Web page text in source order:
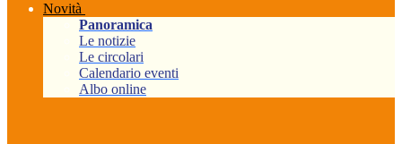
Novità
Panoramica
Le notizie
Le circolari
Calendario eventi
Albo online